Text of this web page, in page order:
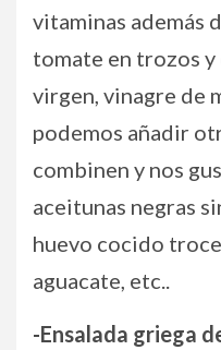
vitaminas además
tomate en trozos
virgen, vinagre de
podemos añadir
combinen y nos
aceitunas negras
huevo cocido
aguacate, etc..
-Ensalada griega